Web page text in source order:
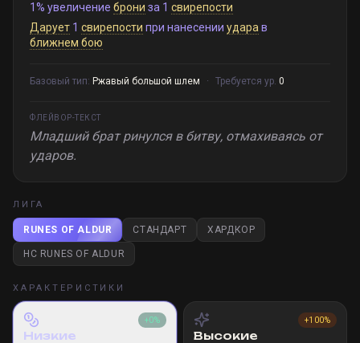
1% увеличение брони за 1 свирепости
Дарует 1 свирепости при нанесении удара в
ближнем бою
Базовый тип: Ржавый большой шлем · Требуется ур. 0
ФЛЕЙВОР-ТЕКСТ
Младший брат ринулся в битву, отмахиваясь от
ударов.
ЛИГА
RUNES OF ALDUR СТАНДАРТ ХАРДКОР
HC RUNES OF ALDUR
ХАРАКТЕРИСТИКИ
+0%
Низкие
+100%
Высокие